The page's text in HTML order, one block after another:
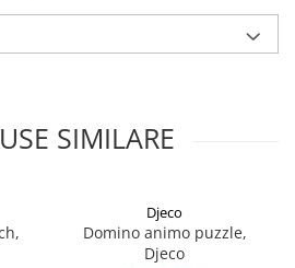
SIMILARE
Djeco
Domino animo puzzle,
Djeco